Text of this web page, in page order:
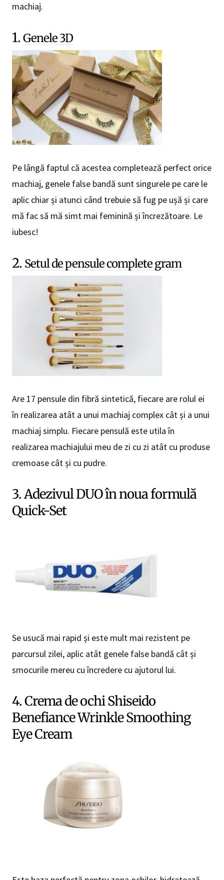
machiaj.
1. Genele 3D
Pe lângă faptul că acestea completează perfect orice
machiaj, genele false bandă sunt singurele pe care le
aplic chiar și atunci când trebuie să fug pe ușă și care
mă fac să mă simt mai feminină și încrezătoare. Le
iubesc!
2. Setul de pensule complete gram
Are 17 pensule din fibră sintetică, fiecare are rolul ei
în realizarea atât a unui machiaj complex cât și a unui
machiaj simplu. Fiecare pensulă este utila în
realizarea machiajului meu de zi cu zi atât cu produse
cremoase cât și cu pudre.
3. Adezivul DUO în noua formulă
Quick-Set
Se usucă mai rapid și este mult mai rezistent pe
parcursul zilei, aplic atât genele false bandă cât și
smocurile mereu cu încredere cu ajutorul lui.
4. Crema de ochi Shiseido
Benefiance Wrinkle Smoothing
Eye Cream